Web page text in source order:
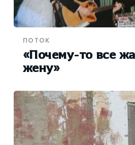
ПОТОК
«Почему-то все
жену»